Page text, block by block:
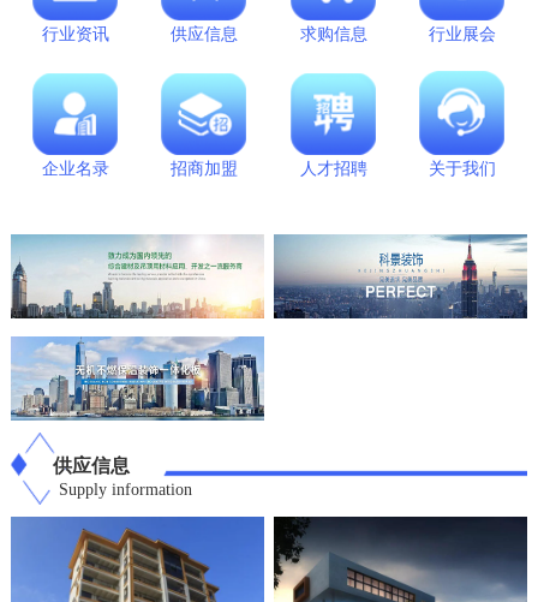
行业资讯 供应信息 求购信息 行业展会
企业名录 招商加盟 人才招聘 关于我们
供应信息
Supply information